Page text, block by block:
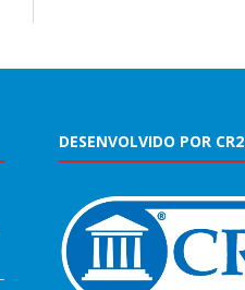
DESENVOLVIDO POR CR2